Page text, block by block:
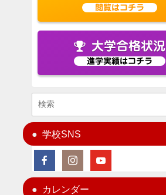
閲覧はコチラ
大学合格状況
進学実績はコチラ
学校SNS
カレンダー